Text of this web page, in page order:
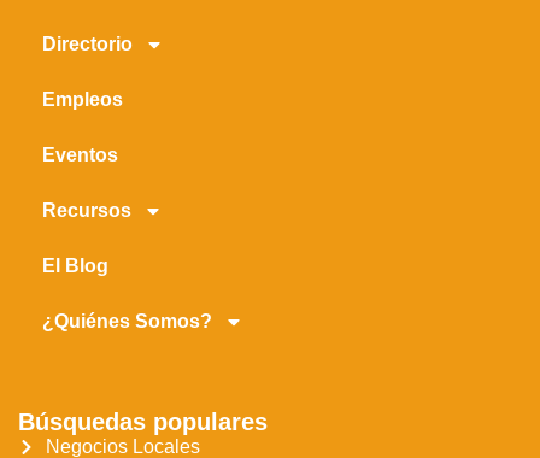
Directorio
Empleos
Eventos
Recursos
El Blog
¿Quiénes Somos?
Búsquedas populares
Negocios Locales